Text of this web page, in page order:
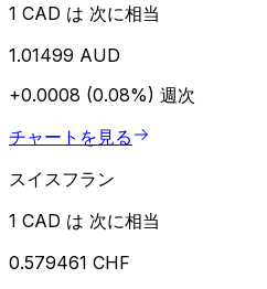
1 CAD は 次に相当
1.01499 AUD
+0.0008 (0.08%) 週次
チャートを見る
スイスフラン
1 CAD は 次に相当
0.579461 CHF